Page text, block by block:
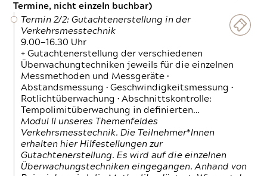
Termine, nicht einzeln buchbar)
Termin 2/2: Gutachtenerstellung in der
Verkehrsmesstechnik
9.00—16.30 Uhr
+ Gutachtenerstellung der verschiedenen
Überwachungtechniken jeweils für die einzelnen
Messmethoden und Messgeräte •
Abstandsmessung • Geschwindigkeitsmessung •
Rotlichtüberwachung • Abschnittskontrolle:
Tempolimitüberwachung in definierten…
Modul II unseres Themenfeldes
Verkehrsmesstechnik. Die Teilnehmer*Innen
erhalten hier Hilfestellungen zur
Gutachtenerstellung. Es wird auf die einzelnen
Überwachungstechniken eingegangen. Anhand von